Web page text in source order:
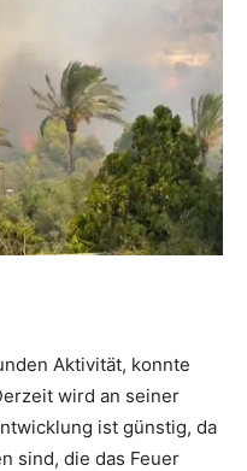
Aktivität, konnte
wird an seiner
ist günstig, da
sind, die das Feuer